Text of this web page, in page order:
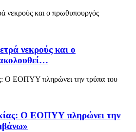
νεκρούς και ο
Ο ΕΟΠΥΥ πληρώνει την